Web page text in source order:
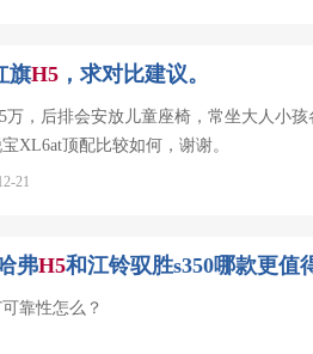
旗H5 ，求对比建议。
万，后排会安放儿童座椅，常坐大人小
XL6at顶配比较如何，谢谢。
21
弗H5和江铃驭胜s350哪款更值
靠性怎么？